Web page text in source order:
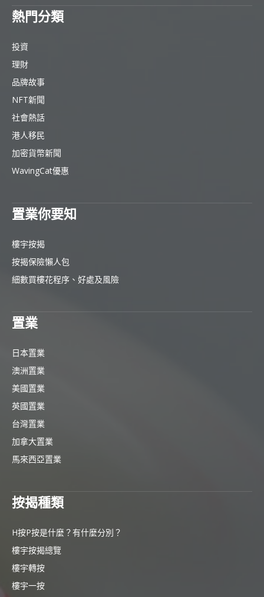
熱門分類
投資
理財
品牌故事
NFT新聞
社會熱話
港人移民
加密貨幣新聞
WavingCat優惠
置業你要知
樓宇按揭
按揭保險懶人包
細數買樓花程序、好處及風險
置業
日本置業
澳洲置業
美國置業
英國置業
台灣置業
加拿大置業
馬來西亞置業
按揭種類
H按P按是什麼？有什麼分別？
樓宇按揭總覽
樓宇轉按
樓宇一按